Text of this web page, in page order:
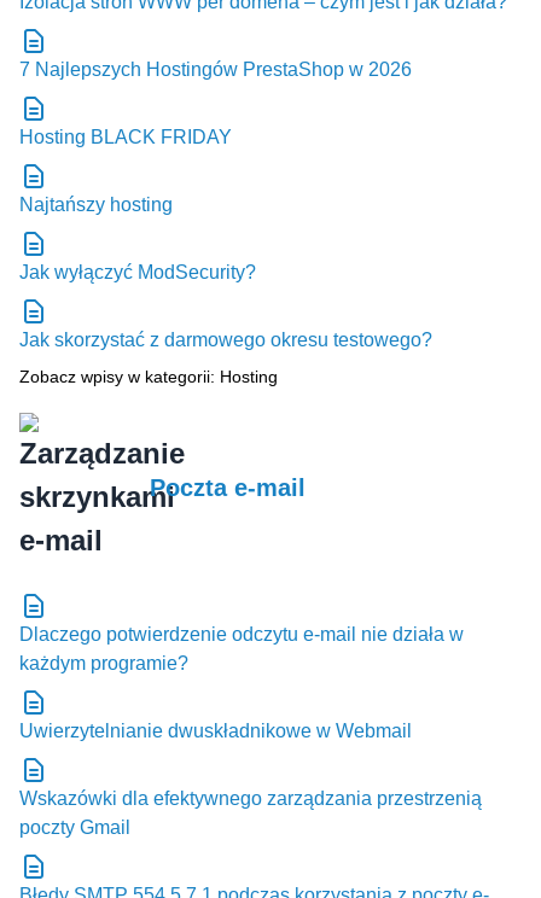
7 Najlepszych Hostingów PrestaShop w 2026
Hosting BLACK FRIDAY
Najtańszy hosting
Jak wyłączyć ModSecurity?
Jak skorzystać z darmowego okresu testowego?
Zobacz wpisy w kategorii: Hosting
Poczta e-mail
Dlaczego potwierdzenie odczytu e-mail nie działa w
każdym programie?
Uwierzytelnianie dwuskładnikowe w Webmail
Wskazówki dla efektywnego zarządzania przestrzenią
poczty Gmail